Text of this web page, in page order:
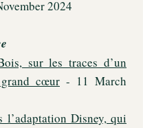
2024
sur les traces d’un
cœur - 11 March
l’adaptation Disney, qui